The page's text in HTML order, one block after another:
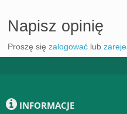
Napisz opinię
Proszę się zalogować lub
INFORMACJE